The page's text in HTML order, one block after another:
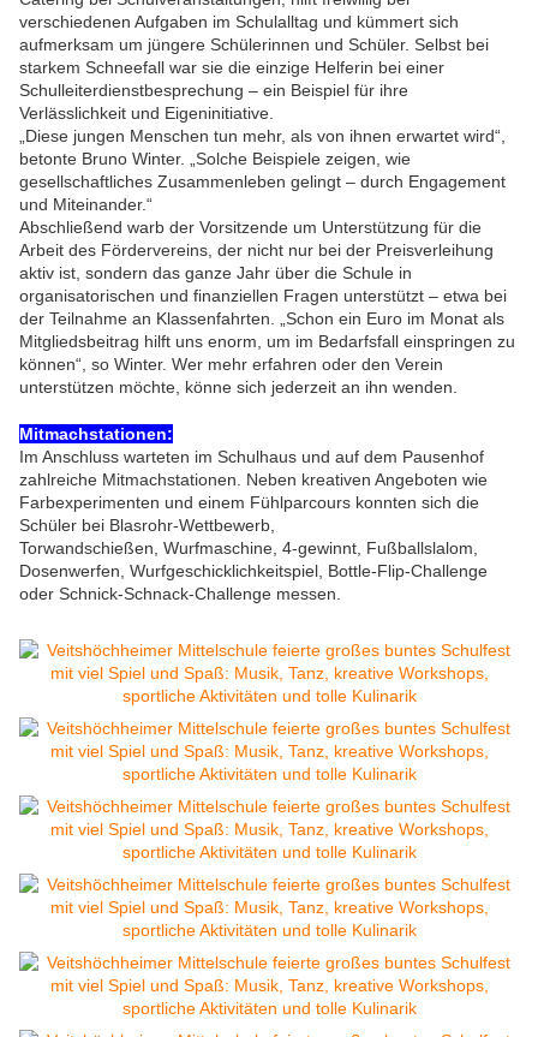
verschiedenen Aufgaben im Schulalltag und kümmert sich
aufmerksam um jüngere Schülerinnen und Schüler. Selbst bei
starkem Schneefall war sie die einzige Helferin bei einer
Schulleiterdienstbesprechung – ein Beispiel für ihre
Verlässlichkeit und Eigeninitiative.
„Diese jungen Menschen tun mehr, als von ihnen erwartet wird“,
betonte Bruno Winter. „Solche Beispiele zeigen, wie
gesellschaftliches Zusammenleben gelingt – durch Engagement
und Miteinander.“
Abschließend warb der Vorsitzende um Unterstützung für die
Arbeit des Fördervereins, der nicht nur bei der Preisverleihung
aktiv ist, sondern das ganze Jahr über die Schule in
organisatorischen und finanziellen Fragen unterstützt – etwa bei
der Teilnahme an Klassenfahrten. „Schon ein Euro im Monat als
Mitgliedsbeitrag hilft uns enorm, um im Bedarfsfall einspringen zu
können“, so Winter. Wer mehr erfahren oder den Verein
unterstützen möchte, könne sich jederzeit an ihn wenden.
Mitmachstationen:
Im Anschluss warteten im Schulhaus und auf dem Pausenhof
zahlreiche Mitmachstationen. Neben kreativen Angeboten wie
Farbexperimenten und einem Fühlparcours konnten sich die
Schüler bei Blasrohr-Wettbewerb,
Torwandschießen, Wurfmaschine, 4-gewinnt, Fußballslalom,
Dosenwerfen, Wurfgeschicklichkeitspiel, Bottle-Flip-Challenge
oder Schnick-Schnack-Challenge messen.